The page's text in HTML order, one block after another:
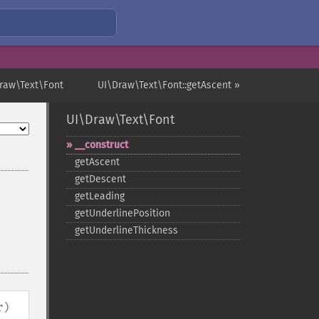
UI\Draw\Text\Font::getAscent »
)
UI\Draw\Text\Font
_​_​construct
getAscent
getDescent
getLeading
getUnderlinePosition
getUnderlineThickness